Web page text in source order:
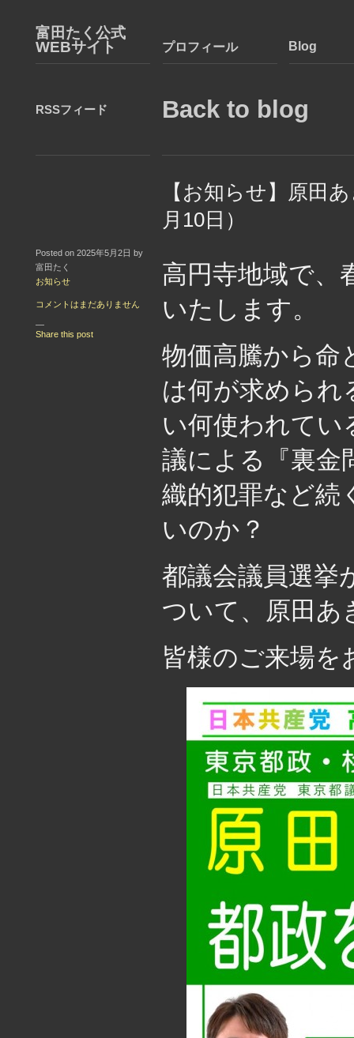
富田たく公式
WEBサイト
プロフィール Blog
RSSフィード Back to blog
【お知らせ】原田
月10日）
Posted on 2025年5月2日 by
富田たく
お知らせ
コメントはまだありません
—
Share this post
高円寺地域で、
いたします。
物価高騰から命
は何が求められ
い何使われてい
議による『裏金
織的犯罪など続
いのか？
都議会議員選挙
ついて、原田あ
皆様のご来場を